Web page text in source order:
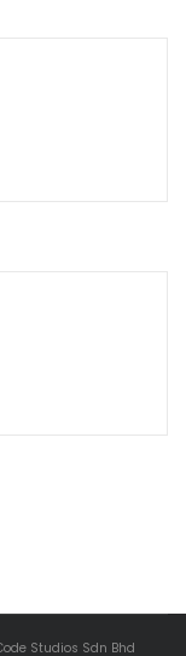
Studios Sdn Bhd